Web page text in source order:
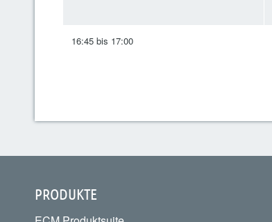
16:45 bis 17:00
PRODUKTE